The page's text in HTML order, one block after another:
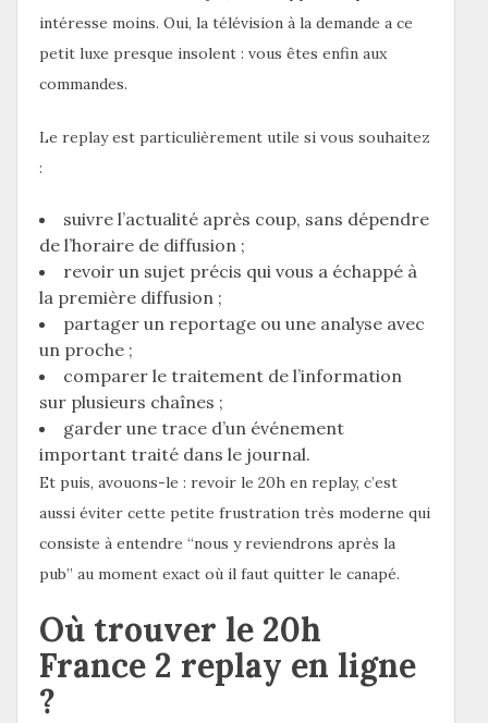
intéresse moins. Oui, la télévision à la demande a ce
petit luxe presque insolent : vous êtes enfin aux
commandes.
Le replay est particulièrement utile si vous souhaitez
:
suivre l’actualité après coup, sans dépendre
de l’horaire de diffusion ;
revoir un sujet précis qui vous a échappé à
la première diffusion ;
partager un reportage ou une analyse avec
un proche ;
comparer le traitement de l’information
sur plusieurs chaînes ;
garder une trace d’un événement
important traité dans le journal.
Et puis, avouons-le : revoir le 20h en replay, c’est
aussi éviter cette petite frustration très moderne qui
consiste à entendre “nous y reviendrons après la
pub” au moment exact où il faut quitter le canapé.
Où trouver le 20h
France 2 replay en ligne
?